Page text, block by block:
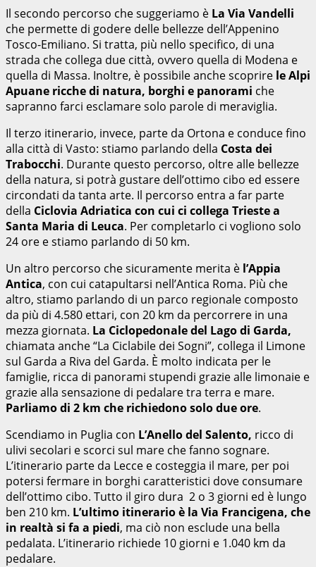
Il secondo percorso che suggeriamo è La Via Vandelli
che permette di godere delle bellezze dell’Appenino
Tosco-Emiliano. Si tratta, più nello specifico, di una
strada che collega due città, ovvero quella di Modena e
quella di Massa. Inoltre, è possibile anche scoprire le Alpi
Apuane ricche di natura, borghi e panorami che
sapranno farci esclamare solo parole di meraviglia.
Il terzo itinerario, invece, parte da Ortona e conduce fino
alla città di Vasto: stiamo parlando della Costa dei
Trabocchi. Durante questo percorso, oltre alle bellezze
della natura, si potrà gustare dell’ottimo cibo ed essere
circondati da tanta arte. Il percorso entra a far parte
della Ciclovia Adriatica con cui ci collega Trieste a
Santa Maria di Leuca. Per completarlo ci vogliono solo
24 ore e stiamo parlando di 50 km.
Un altro percorso che sicuramente merita è l’Appia
Antica, con cui catapultarsi nell’Antica Roma. Più che
altro, stiamo parlando di un parco regionale composto
da più di 4.580 ettari, con 20 km da percorrere in una
mezza giornata. La Ciclopedonale del Lago di Garda,
chiamata anche “La Ciclabile dei Sogni”, collega il Limone
sul Garda a Riva del Garda. È molto indicata per le
famiglie, ricca di panorami stupendi grazie alle limonaie e
grazie alla sensazione di pedalare tra terra e mare.
Parliamo di 2 km che richiedono solo due ore.
Scendiamo in Puglia con L’Anello del Salento, ricco di
ulivi secolari e scorci sul mare che fanno sognare.
L’itinerario parte da Lecce e costeggia il mare, per poi
potersi fermare in borghi caratteristici dove consumare
dell’ottimo cibo. Tutto il giro dura 2 o 3 giorni ed è lungo
ben 210 km. L’ultimo itinerario è la Via Francigena, che
in realtà si fa a piedi, ma ciò non esclude una bella
pedalata. L’itinerario richiede 10 giorni e 1.040 km da
pedalare.